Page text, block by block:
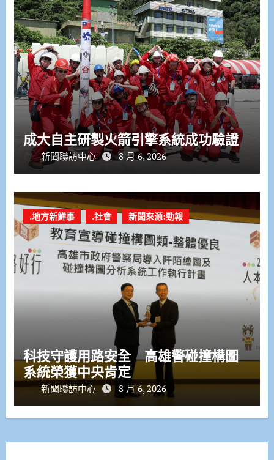
成大自主研製火箭引擎系統成功驗證
新聞聯訪中心 8 月 6, 2026
.地方新鮮事 .社會 新聞來源:勁報
科技守護用路安全 高雄警碰撞構圖
系統榮獲中央肯定
新聞聯訪中心 8 月 6, 2026